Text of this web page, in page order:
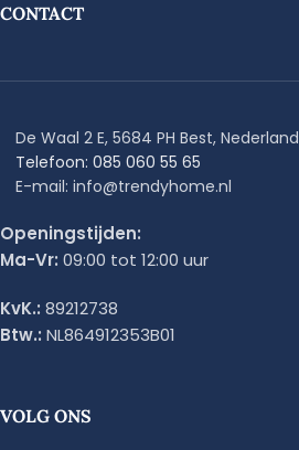
CONTACT
De Waal 2 E, 5684 PH Best, Nederland
Telefoon: 085 060 55 65
E-mail: info@trendyhome.nl
Openingstijden:
Ma-Vr: 09:00 tot 12:00 uur
KvK.: 89212738
Btw.: NL864912353B01
VOLG ONS